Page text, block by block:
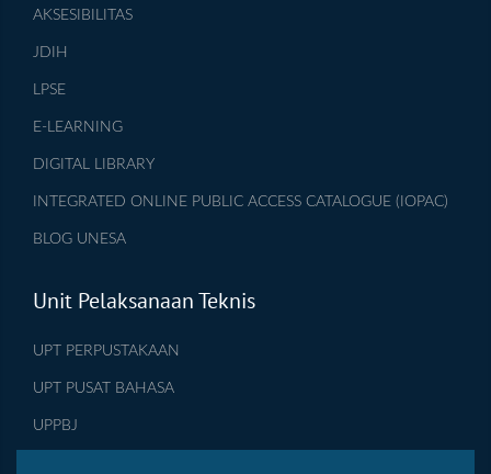
AKSESIBILITAS
JDIH
LPSE
E-LEARNING
DIGITAL LIBRARY
INTEGRATED ONLINE PUBLIC ACCESS CATALOGUE (IOPAC)
BLOG UNESA
Unit Pelaksanaan Teknis
UPT PERPUSTAKAAN
UPT PUSAT BAHASA
UPPBJ